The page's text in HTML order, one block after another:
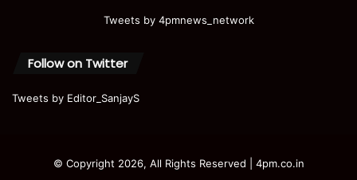
Tweets by 4pmnews_network
Follow on Twitter
Tweets by Editor_SanjayS
© Copyright 2026, All Rights Reserved | 4pm.co.in